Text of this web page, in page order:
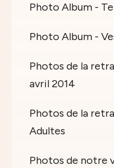
Photo Album -
Photo Album -
Photos de la
avril 2014
Photos de la
Adultes
Photos de notre